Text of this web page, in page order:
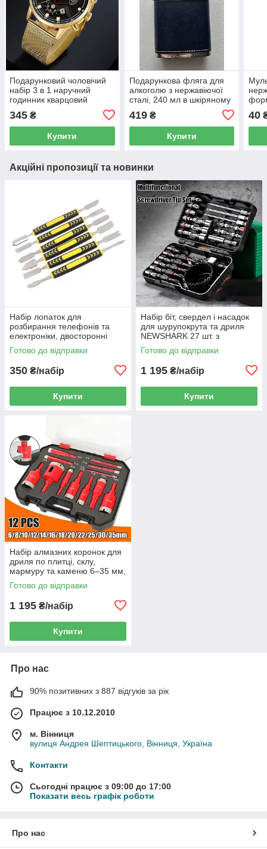
Подарунковий чоловічий
набір 3 в 1 наручний
годинник кварцовий
діловий браслет і намисто
скорпіон, подарунковий
набір DEYROS
345 ₴
Купити
Подарункова фляга для
алкоголю з нержавіючої
сталі, 240 мл в шкіряному
419₴
Купити
40
Акційні пропозиції та новинки
Набір лопаток для
розбирання телефонів та
електроніки, двосторонні
металеві інструменти для
відкривання корпусів 6 шт.
Готово до відправки
350 ₴/набір
Купити
Набір біт, свердел і насадок
для шурупокрута та дриля
NEWSHARK 27 шт. з
головками 8–10 мм,
коронкою 51 мм і
Готово до відправки
1 195 ₴/набір
Купити
Набір алмазних коронок для
дриля по плитці, склу,
мармуру та каменю 6–35 мм,
12 шт. у кейсі
Готово до відправки
1 195 ₴/набір
Купити
Про нас
90% позитивних з 887 відгуків за рік
Працює з 10.12.2010
м. Вінниця
вулиця Андрея Шептицького, Вінниця, Україна
Контакти
Сьогодні працює з 09:00 до 17:00
Показати весь графік роботи
Про нас